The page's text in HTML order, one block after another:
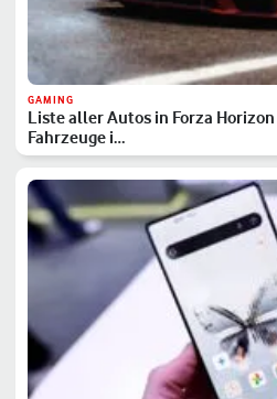
GAMING
Liste aller Autos in Forza
Fahrzeuge i…